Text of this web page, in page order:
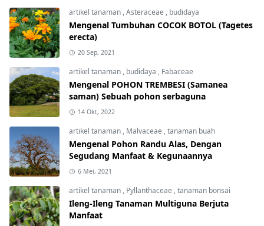
artikel tanaman ,Asteraceae , budidaya
Mengenal Tumbuhan COCOK BOTOL (Tagetes
erecta)
20 Sep, 2021
artikel tanaman , budidaya , Fabaceae
Mengenal POHON TREMBESI (Samanea
saman) Sebuah pohon serbaguna
14 Okt, 2022
artikel tanaman , Malvaceae ,tanaman buah
Mengenal Pohon Randu Alas, Dengan
Segudang Manfaat & Kegunaannya
6 Mei, 2021
artikel tanaman , Pyllanthaceae ,tanaman bonsai
Ileng-Ileng Tanaman Multiguna Berjuta
Manfaat